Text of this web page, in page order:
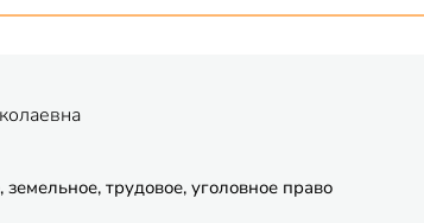
трудовое, уголовное право